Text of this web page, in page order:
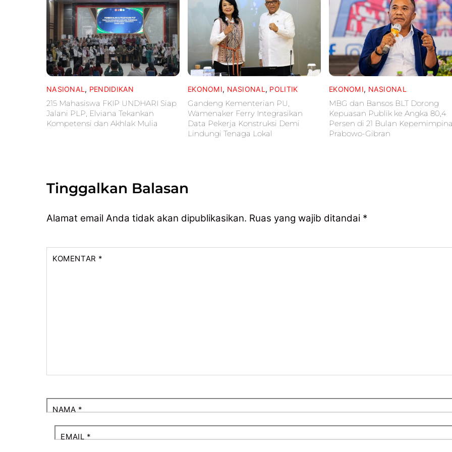
NASIONAL , PENDIDIKAN
215 Mahasiswa FKIP UNDHARI Siap
Jalani PLP, Elviana Tekankan
Kompetensi dan Akhlak Mulia
EKONOMI, NASIONAL , POLITIK
Gandeng Kementerian PU,
Wamenaker Ferry Integrasikan
Data Pekerja Konstruksi Demi
Lindungi Tenaga Lokal
EKONOMI, NASIONAL
MBG dan Bansos BLT Dorong
Kepuasan Publik ke Angka 80,4
Persen di 21 Bulan
Prabowo-Gibran
Tinggalkan Balasan
Alamat email Anda tidak akan dipublikasikan. Ruas yang wajib ditandai *
KOMENTAR *
NAMA *
EMAIL *